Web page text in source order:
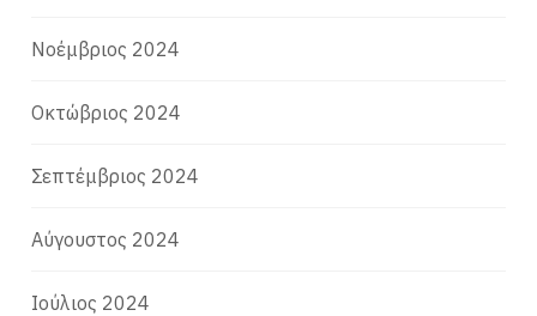
Νοέμβριος 2024
Οκτώβριος 2024
Σεπτέμβριος 2024
Αύγουστος 2024
Ιούλιος 2024